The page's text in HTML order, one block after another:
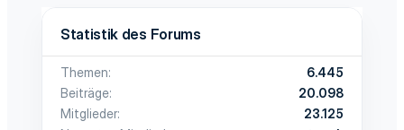
Statistik des Forums
Themen
6.445
Beiträge
20.098
Mitglieder
23.125